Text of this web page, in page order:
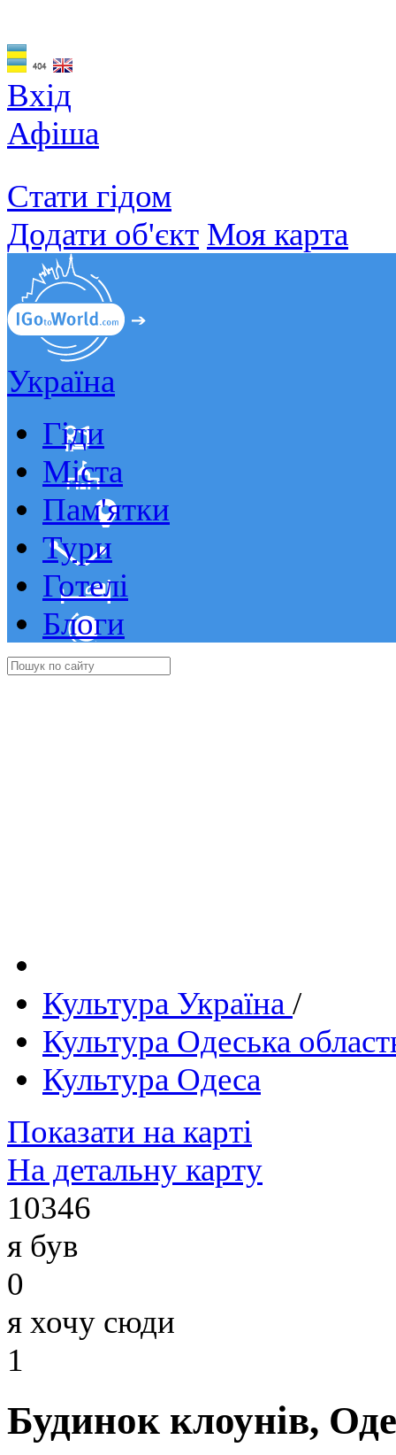
Вхід
Афіша
Стати гідом
Додати об'єкт Моя карта
Україна
Гіди
Міста
Пам'ятки
Тури
Готелі
Блоги
Культура Україна /
Культура Одеська
Культура Одеса
Показати на карті
На детальну карту
10346
я був
0
я хочу сюди
1
Будинок клоунів,